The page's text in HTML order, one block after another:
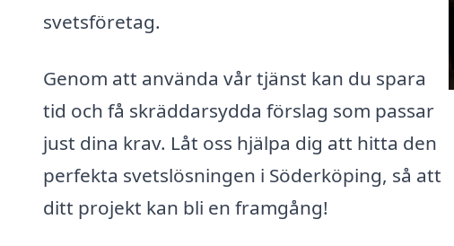
svetsföretag.
Genom att använda vår tjänst kan du spara
tid och få skräddarsydda förslag som passar
just dina krav. Låt oss hjälpa dig att hitta den
perfekta svetslösningen i Söderköping, så att
ditt projekt kan bli en framgång!